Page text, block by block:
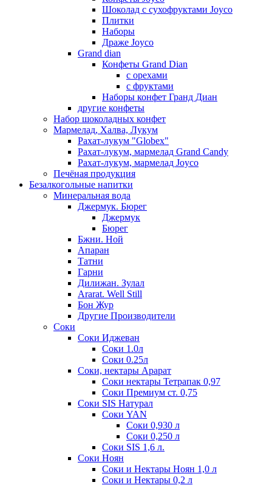
Шоколад с сухофруктами Joyco
Плитки
Наборы
Драже Joyco
Grand dian
Конфеты Grand Dian
с орехами
с фруктами
Наборы конфет Гранд Диан
другие конфеты
Набор шоколадных конфет
Мармелад, Халва, Лукум
Рахат-лукум "Globex"
Рахат-лукум, мармелад Grand Candy
Рахат-лукум, мармелад Joyco
Печёная продукция
Безалкогольные напитки
Минеральная вода
Джермук. Бюрег
Джермук
Бюрег
Бжни. Ной
Апаран
Татни
Гарни
Дилижан. Зулал
Ararat. Well Still
Бон Жур
Другие Производители
Соки
Соки Иджеван
Соки 1.0л
Соки 0.25л
Соки, нектары Арарат
Соки нектары Тетрапак 0,97
Соки Премиум ст. 0,75
Соки SIS Натурал
Соки YAN
Соки 0,930 л
Соки 0,250 л
Соки SIS 1,6 л.
Соки Ноян
Соки и Нектары Ноян 1,0 л
Соки и Нектары 0,2 л